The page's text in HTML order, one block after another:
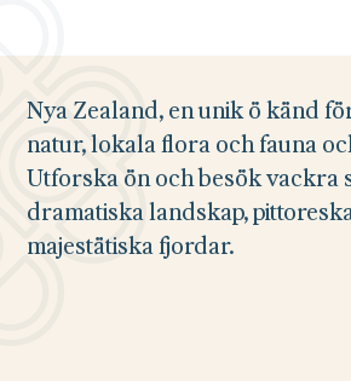
Nya Zealand, en unik ö känd
natur, lokala flora och fauna
Utforska ön och besök vackra
dramatiska landskap,
majestätiska fjordar.